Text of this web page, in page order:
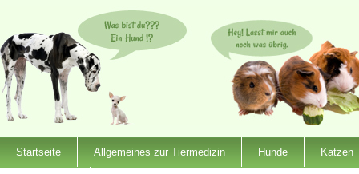
Startseite Allgemeines zur Tiermedizin Hunde Katzen